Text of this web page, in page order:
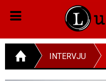
INTERVJU